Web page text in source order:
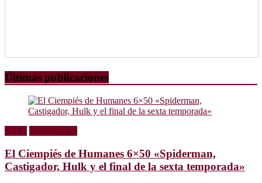
Últimas publicaciones
El Ciempiés de Humanes 6×50 «Spiderman,
Castigador, Hulk y el final de la sexta temporada»